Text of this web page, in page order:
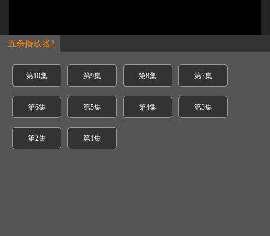
五杀播放器2
第10集 第9集 第8集 第7集
第6集 第5集 第4集 第3集
第2集 第1集